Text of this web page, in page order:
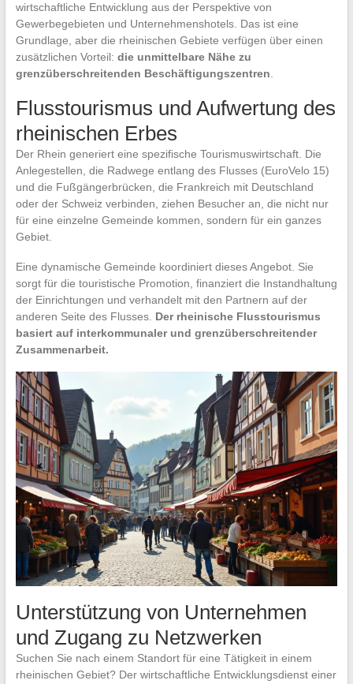
wirtschaftliche Entwicklung aus der Perspektive von
Gewerbegebieten und Unternehmenshotels. Das ist eine
Grundlage, aber die rheinischen Gebiete verfügen über einen
zusätzlichen Vorteil: die unmittelbare Nähe zu
grenzüberschreitenden Beschäftigungszentren
Flusstourismus und Aufwertung des
rheinischen Erbes
Der Rhein generiert eine spezifische Tourismuswirtschaft. Die
Anlegestellen, die Radwege entlang des Flusses (EuroVelo 15)
und die Fußgängerbrücken, die Frankreich mit Deutschland
oder der Schweiz verbinden, ziehen Besucher an, die nicht nur
für eine einzelne Gemeinde kommen, sondern für ein ganzes
Gebiet.
Eine dynamische Gemeinde koordiniert dieses Angebot. Sie
sorgt für die touristische Promotion, finanziert die Instandhaltung
der Einrichtungen und verhandelt mit den Partnern auf der
anderen Seite des Flusses. Der rheinische Flusstourismus
basiert auf interkommunaler und grenzüberschreitender
Zusammenarbeit.
Unterstützung von Unternehmen
und Zugang zu Netzwerken
Suchen Sie nach einem Standort für eine Tätigkeit in einem
rheinischen Gebiet? Der wirtschaftliche Entwicklungsdienst einer